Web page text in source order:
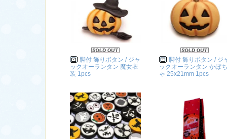
脚付 飾りボタン / ジャ
ックオーランタン 魔女衣
装 1pcs
脚付 飾りボタン / ジ
ックオーランタン かぼち
ゃ 25x21mm 1pcs